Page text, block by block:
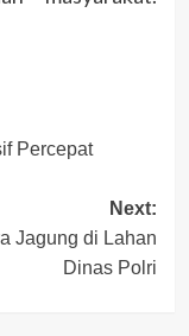
Percepat
Next:
Jagung di Lahan
Dinas Polri